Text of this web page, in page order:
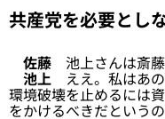
共産党を必要とし
佐藤 池上さんは斎
池上 ええ。私はあ
環境破壊を止めるには
をかけるべきだという